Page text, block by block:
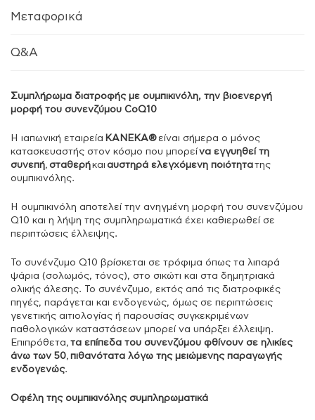
Μεταφορικά
Q&A
Συμπλήρωμα διατροφής με ουμπικινόλη, την βιοενεργή
μορφή του συνενζύμου CoQ10
Η ιαπωνική εταιρεία KANEKA® είναι σήμερα ο μόνος
κατασκευαστής στον κόσμο που μπορείνα εγγυηθεί τη
συνεπή, σταθερήκαι αυστηρά ελεγχόμενη ποιότητατης
ουμπικινόλης.
Η ουμπικινόλη αποτελεί την ανηγμένη μορφή του συνενζύμου
Q10 και η λήψη της συμπληρωματικά έχει καθιερωθεί σε
περιπτώσεις έλλειψης.
Το συνένζυμο Q10 βρίσκεται σε τρόφιμα όπως τα λιπαρά
ψάρια (σολωμός, τόνος), στο σικώτι και στα δημητριακά
ολικής άλεσης. Το συνένζυμο, εκτός από τις διατροφικές
πηγές, παράγεται και ενδογενώς, όμως σε περιπτώσεις
γενετικής αιτιολογίας ή παρουσίας συγκεκριμένων
παθολογικών καταστάσεων μπορεί να υπάρξει έλλειψη.
Επιπρόθετα, τα επίπεδα του συνενζύμου φθίνουν σε ηλικίες
άνω των 50, πιθανότατα λόγω της μειώμενης παραγωγής
ενδογενώς.
Οφέλη της ουμπικινόλης συμπληρωματικά